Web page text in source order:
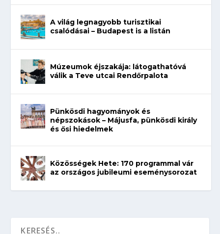
A világ legnagyobb turisztikai
csalódásai – Budapest is a listán
Múzeumok éjszakája: látogathatóvá
válik a Teve utcai Rendőrpalota
Pünkösdi hagyományok és
népszokások – Májusfa, pünkösdi király
és ősi hiedelmek
Közösségek Hete: 170 programmal vár
az országos jubileumi eseménysorozat